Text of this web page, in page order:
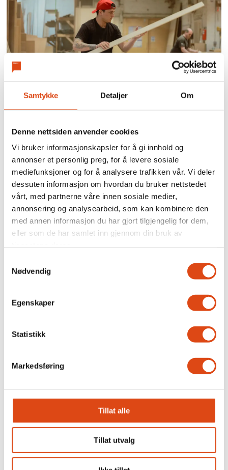
Samtykke Detaljer Om
Denne nettsiden anvender cookies
Vi bruker informasjonskapsler for å gi innhold og
annonser et personlig preg, for å levere sosiale
mediefunksjoner og for å analysere trafikken vår. Vi deler
dessuten informasjon om hvordan du bruker nettstedet
vårt, med partnerne våre innen sosiale medier,
annonsering og analysearbeid, som kan kombinere den
med annen informasjon du har gjort tilgjengelig for dem,
eller som de har samlet inn gjennom din bruk av
Nødvendig
Egenskaper
Statistikk
Markedsføring
Tillat alle
Tillat utvalg
Arbeidsgivere kan få fire
års lønnstilskudd for unge
Joakim Aadland: – Vi
trenger et organisert
kulturliv
På høygir gjennom natten